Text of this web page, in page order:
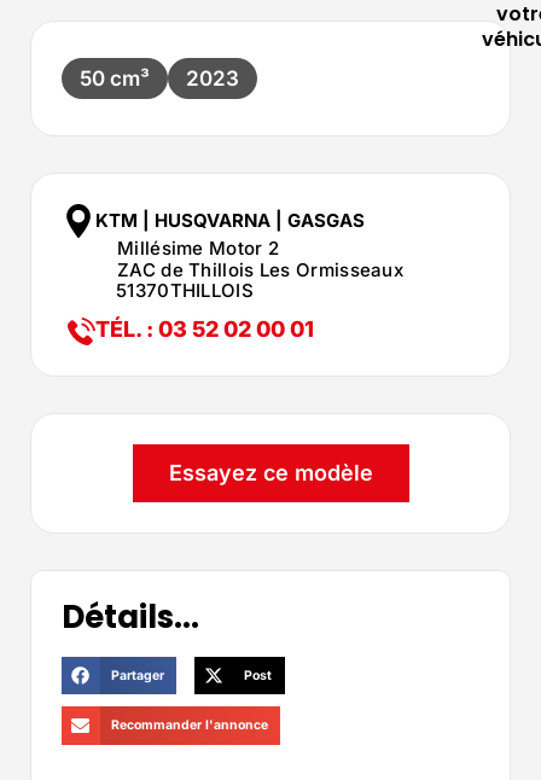
50 cm³ 2023
KTM | HUSQVARNA | GASGAS
Millésime Motor 2
ZAC de Thillois Les Ormisseaux
51370THILLOIS
TÉL. : 03 52 02 00 01
Essayez ce modèle
Détails...
Partager Post
Recommander l'annonce